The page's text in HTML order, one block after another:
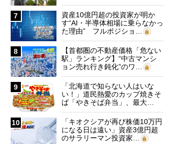
7
資産10億円超の投資家が明か
す“AI・半導体相場に乗らなかっ
た理由” フルポジショ…
8
【首都圏の不動産価格「危ない
駅」ランキング】“中古マンシ
ョン売れ行き鈍化”のワ…
9
「北海道で知らない人はいな
い！」道民熱愛のカップ焼きそ
ば「やきそば弁当」、最大…
10
「キオクシアが再び株価10万円
になる日は遠い」資産3億円超
のサラリーマン投資家…